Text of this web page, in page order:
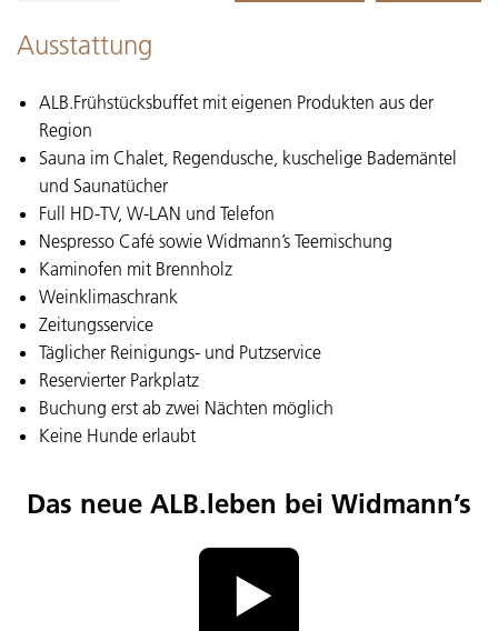
Ausstattung
ALB.Frühstücksbuffet mit eigenen Produkten aus der
Region
Sauna im Chalet, Regendusche, kuschelige Bademäntel
und Saunatücher
Full HD-TV, W-LAN und Telefon
Nespresso Café sowie Widmann’s Teemischung
Kaminofen mit Brennholz
Weinklimaschrank
Zeitungsservice
Täglicher Reinigungs- und Putzservice
Reservierter Parkplatz
Buchung erst ab zwei Nächten möglich
Keine Hunde erlaubt
Das neue ALB.leben bei Widmann’s